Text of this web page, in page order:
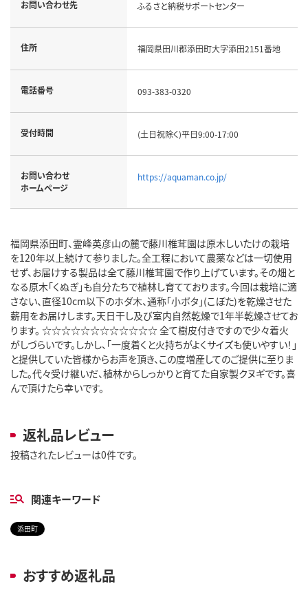
お問い合わせ先 ふるさと納税サポートセンター
住所 福岡県田川郡添田町大字添田2151番地
電話番号 093-383-0320
受付時間 (土日祝除く)平日9:00-17:00
お問い合わせ
ホームページ
https://aquaman.co.jp/
福岡県添田町、霊峰英彦山の麓で藤川椎茸園は原木しいたけの栽培
を120年以上続けて参りました。全工程において農薬などは一切使用
せず、お届けする製品は全て藤川椎茸園で作り上げています。その畑と
なる原木「くぬぎ」も自分たちで植林し育てております。今回は栽培に適
さない、直径10cm以下のホダ木、通称「小ボタ」(こぼた)を乾燥させた
薪用をお届けします。天日干し及び室内自然乾燥で1年半乾燥させてお
ります。 ☆☆☆☆☆☆☆☆☆☆☆☆ 全て樹皮付きですので少々着火
がしづらいです。しかし、「一度着くと火持ちがよくサイズも使いやすい！」
と提供していた皆様からお声を頂き、この度増産してのご提供に至りま
した。代々受け継いだ、植林からしっかりと育てた自家製クヌギです。喜
んで頂けたら幸いです。
返礼品レビュー
投稿されたレビューは0件です。
関連キーワード
添田町
おすすめ返礼品